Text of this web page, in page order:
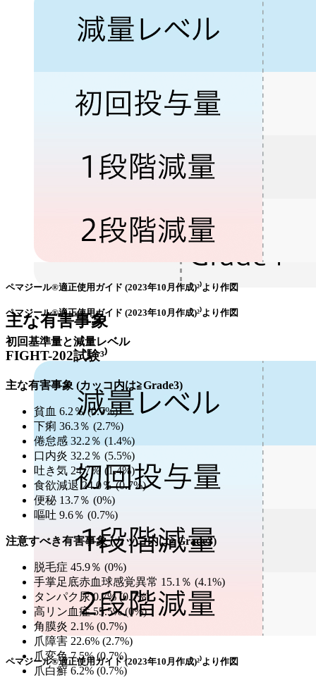
ペマジール®適正使用ガイド (2023年10月作成)²⁾より作図
主な有害事象
FIGHT-202試験³⁾
主な有害事象 (カッコ内は≧Grade3)
貧血 6.2％ (0.7%)
下痢 36.3％ (2.7%)
倦怠感 32.2％ (1.4%)
口内炎 32.2％ (5.5%)
吐き気 24.7％ (1.4%)
食欲減退 24.0％ (0.7%)
便秘 13.7％ (0%)
嘔吐 9.6％ (0.7%)
注意すべき有害事象 (カッコ内は≧Grade3)
脱毛症 45.9％ (0%)
手掌足底赤血球感覚異常 15.1％ (4.1%)
タンパク尿 0.7% (0.7%)
高リン血症 55.5% (0%)
角膜炎 2.1% (0.7%)
爪障害 22.6% (2.7%)
爪変色 7.5% (0.7%)
爪白癬 6.2% (0.7%)
ペマジール®適正使用ガイド (2023年10月作成)²⁾より作図
初回基準量と減量レベル
ペマジール®適正使用ガイド (2023年10月作成)²⁾より作図